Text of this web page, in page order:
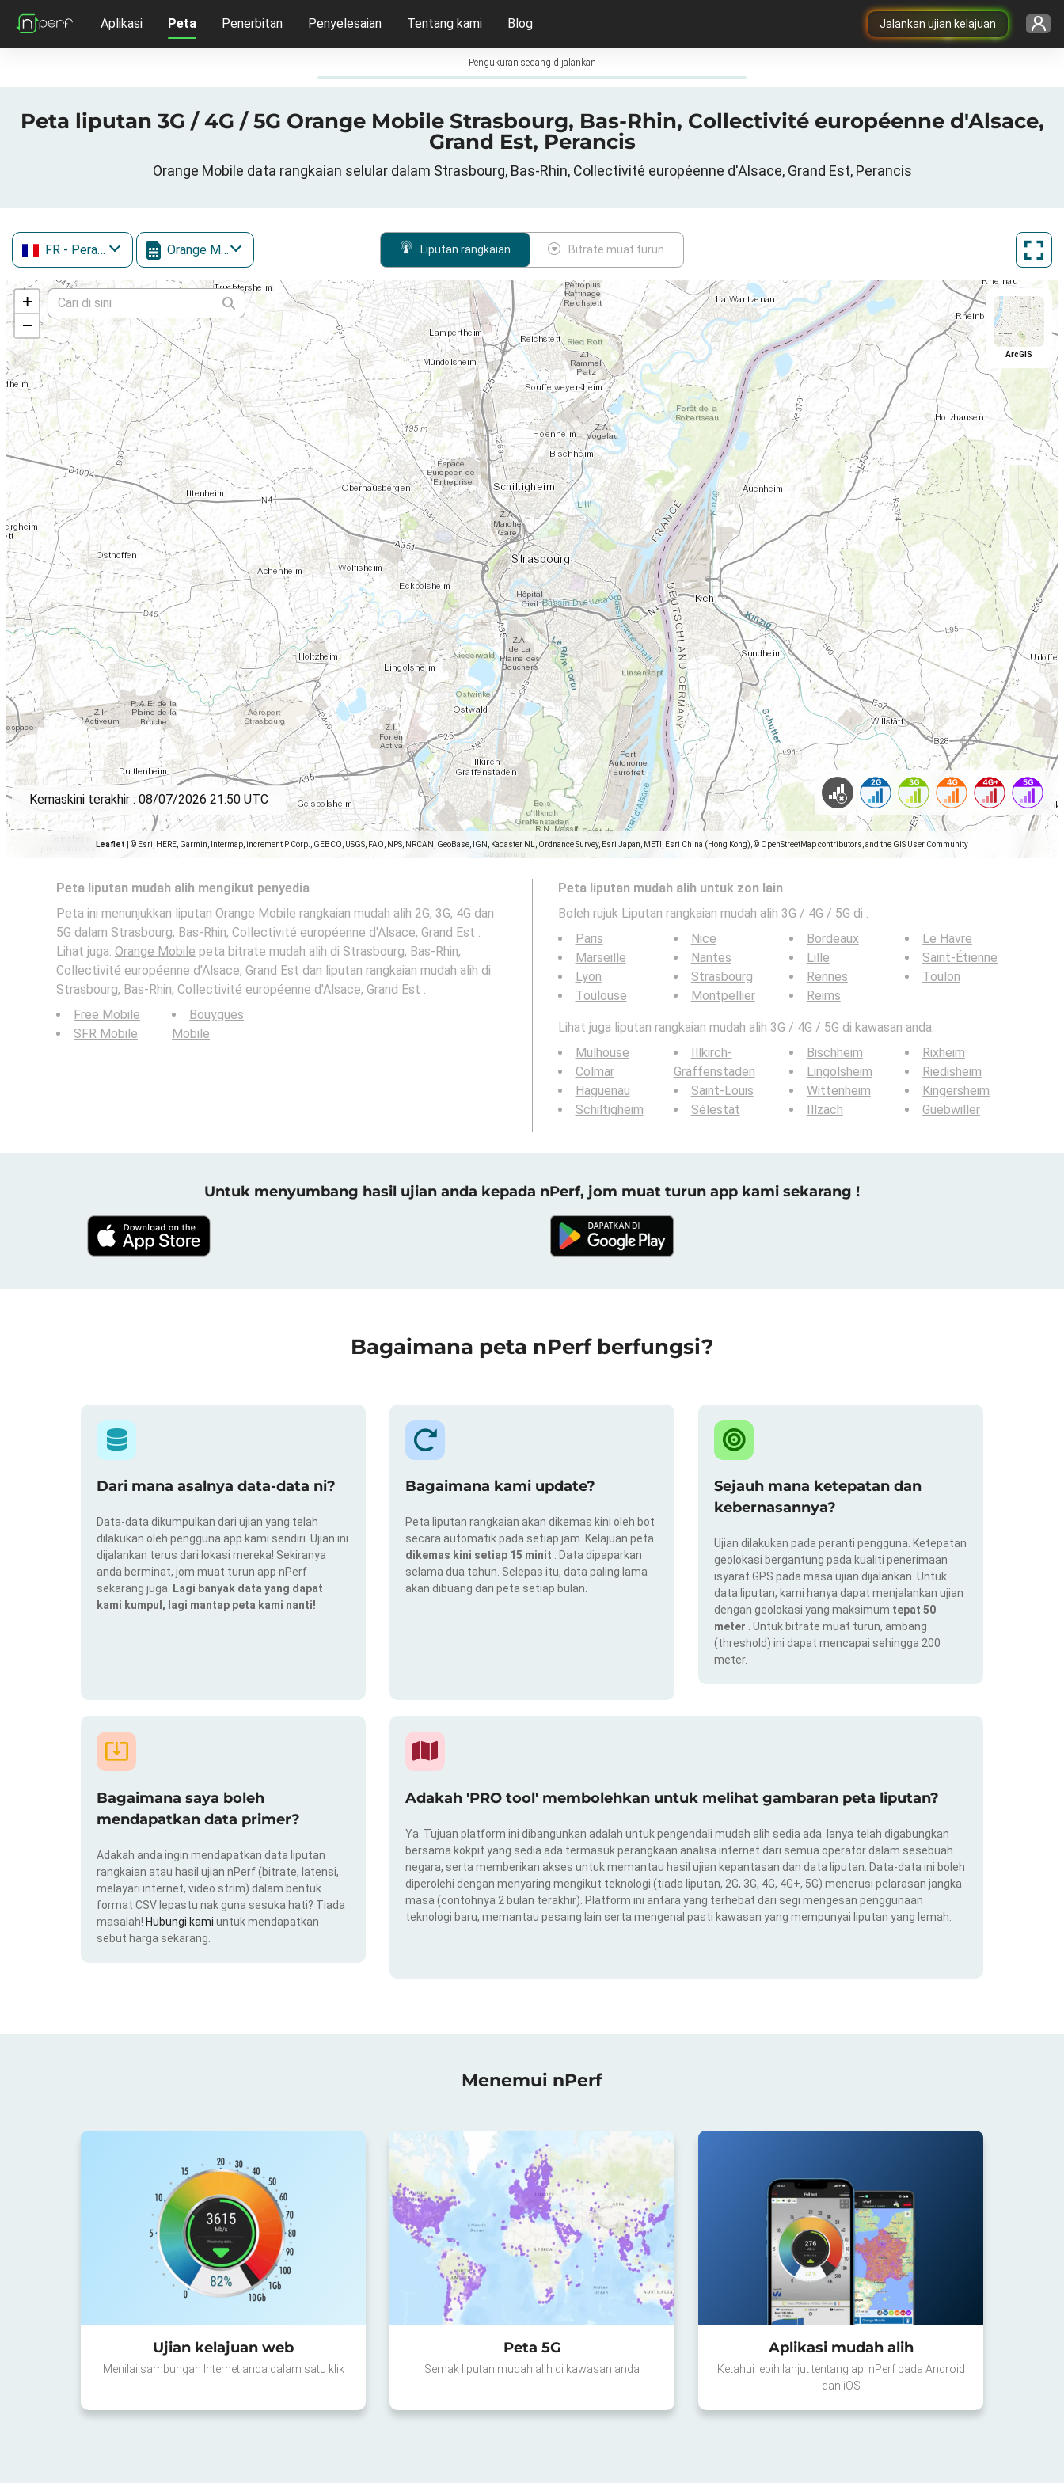
Jalankan ujian kelajuan
Aplikasi Peta Penerbitan Penyelesaian Tentang kami Blog
Pengukuran sedang dijalankan
Peta liputan 3G / 4G / 5G Orange Mobile Strasbourg, Bas-Rhin, Collectivité européenne d'Alsace,
Grand Est, Perancis
Orange Mobile data rangkaian selular dalam Strasbourg, Bas-Rhin, Collectivité européenne d'Alsace, Grand Est, Perancis
FR - Perancis Orange Mobile Liputan rangkaian Bitrate muat turun
+
−
Leaflet © Esri, HERE, Garmin, Intermap, increment P Corp., GEBCO, USGS, FAO, NPS, NRCAN, GeoBase, IGN, Kadaster NL, Ordnance Survey, Esri Japan, METI, Esri China (Hong Kong), © OpenStreetMap contributors, and the GIS User Community
ArcGIS
Kemaskini terakhir : 08/07/2026 21:50 UTC
Peta liputan mudah alih mengikut penyedia
Peta ini menunjukkan liputan Orange Mobile rangkaian mudah alih 2G, 3G, 4G dan
5G dalam Strasbourg, Bas-Rhin, Collectivité européenne d'Alsace, Grand Est .
Lihat juga: Orange Mobile peta bitrate mudah alih di Strasbourg, Bas-Rhin,
Collectivité européenne d'Alsace, Grand Est dan liputan rangkaian mudah alih di
Strasbourg, Bas-Rhin, Collectivité européenne d'Alsace, Grand Est .
Free Mobile
SFR Mobile
Bouygues
Mobile
Peta liputan mudah alih untuk zon lain
Boleh rujuk Liputan rangkaian mudah alih 3G / 4G / 5G di :
Paris
Marseille
Lyon
Toulouse
Nice
Nantes
Strasbourg
Montpellier
Bordeaux
Lille
Rennes
Reims
Le Havre
Saint-Étienne
Toulon
Lihat juga liputan rangkaian mudah alih 3G / 4G / 5G di kawasan anda:
Mulhouse
Colmar
Haguenau
Schiltigheim
Illkirch-
Graffenstaden
Saint-Louis
Sélestat
Bischheim
Lingolsheim
Wittenheim
Illzach
Rixheim
Riedisheim
Kingersheim
Guebwiller
Untuk menyumbang hasil ujian anda kepada nPerf, jom muat turun app kami sekarang !
Bagaimana peta nPerf berfungsi?
Dari mana asalnya data-data ni?
Data-data dikumpulkan dari ujian yang telah
dilakukan oleh pengguna app kami sendiri. Ujian ini
dijalankan terus dari lokasi mereka! Sekiranya
anda berminat, jom muat turun app nPerf
sekarang juga.
Lagi banyak data yang dapat
kami kumpul, lagi mantap peta kami nanti!
Bagaimana kami update?
Peta liputan rangkaian akan dikemas kini oleh bot
secara automatik pada setiap jam. Kelajuan peta
dikemas kini setiap 15 minit
. Data dipaparkan
selama dua tahun. Selepas itu, data paling lama
akan dibuang dari peta setiap bulan.
Sejauh mana ketepatan dan
kebernasannya?
Ujian dilakukan pada peranti pengguna. Ketepatan
geolokasi bergantung pada kualiti penerimaan
isyarat GPS pada masa ujian dijalankan. Untuk
data liputan, kami hanya dapat menjalankan ujian
dengan geolokasi yang maksimum tepat 50
meter
. Untuk bitrate muat turun, ambang
(threshold) ini dapat mencapai sehingga 200
meter.
Bagaimana saya boleh
mendapatkan data primer?
Adakah anda ingin mendapatkan data liputan
rangkaian atau hasil ujian nPerf (bitrate, latensi,
melayari internet, video strim) dalam bentuk
format CSV lepastu nak guna sesuka hati? Tiada
masalah! Hubungi kami untuk mendapatkan
sebut harga sekarang.
Adakah 'PRO tool' membolehkan untuk melihat gambaran peta liputan?
Ya. Tujuan platform ini dibangunkan adalah untuk pengendali mudah alih sedia ada. Ianya telah digabungkan
bersama kokpit yang sedia ada termasuk perangkaan analisa internet dari semua operator dalam sesebuah
negara, serta memberikan akses untuk memantau hasil ujian kepantasan dan data liputan. Data-data ini boleh
diperolehi dengan menyaring mengikut teknologi (tiada liputan, 2G, 3G, 4G, 4G+, 5G) menerusi pelarasan jangka
masa (contohnya 2 bulan terakhir). Platform ini antara yang terhebat dari segi mengesan penggunaan
teknologi baru, memantau pesaing lain serta mengenal pasti kawasan yang mempunyai liputan yang lemah.
Menemui nPerf
Ujian kelajuan web
Menilai sambungan Internet anda dalam satu klik
Peta 5G
Semak liputan mudah alih di kawasan anda
Aplikasi mudah alih
Ketahui lebih lanjut tentang apl nPerf pada Android
dan iOS